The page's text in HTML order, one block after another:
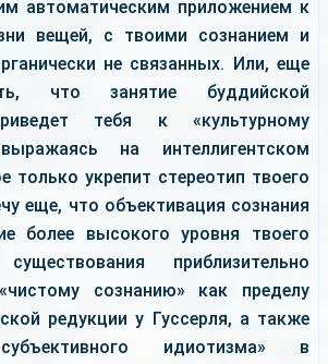
автоматическим приложением к
вещей, с твоими сознанием и
не связанных. Или, еще
что занятие буддийской
тебя к «культурному
на интеллигентском
только укрепит стереотип твоего
еще, что объективация сознания
более высокого уровня твоего
существования приблизительно
сознанию» как пределу
редукции у Гуссерля, а также
идиотизма» в